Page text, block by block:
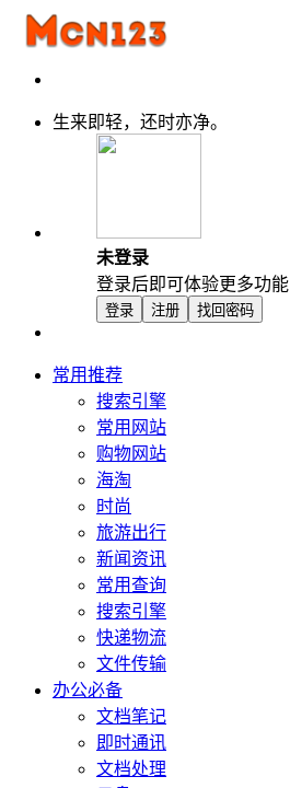
生来即轻，还时亦净。
未登录
登录后即可体验更多功能
登录 注册 找回密码
常用推荐
搜索引擎
常用网站
购物网站
海淘
时尚
旅游出行
新闻资讯
常用查询
搜索引擎
快递物流
文件传输
办公必备
文档笔记
即时通讯
文档处理